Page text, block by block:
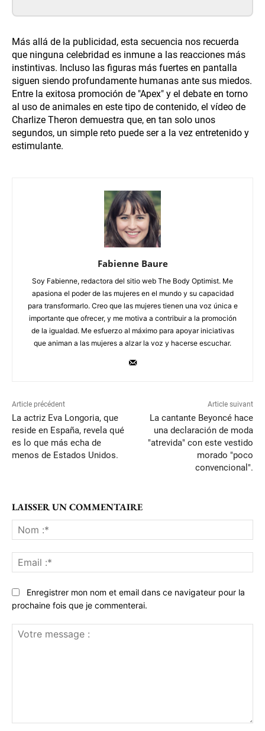
Más allá de la publicidad, esta secuencia nos recuerda
que ninguna celebridad es inmune a las reacciones más
instintivas. Incluso las figuras más fuertes en pantalla
siguen siendo profundamente humanas ante sus miedos.
Entre la exitosa promoción de "Apex" y el debate en torno
al uso de animales en este tipo de contenido, el vídeo de
Charlize Theron demuestra que, en tan solo unos
segundos, un simple reto puede ser a la vez entretenido y
estimulante.
Fabienne Baure
Soy Fabienne, redactora del sitio web The Body Optimist. Me
apasiona el poder de las mujeres en el mundo y su capacidad
para transformarlo. Creo que las mujeres tienen una voz única e
importante que ofrecer, y me motiva a contribuir a la promoción
de la igualdad. Me esfuerzo al máximo para apoyar iniciativas
que animan a las mujeres a alzar la voz y hacerse escuchar.
Article précédent
La actriz Eva Longoria, que
reside en España, revela qué
es lo que más echa de
menos de Estados Unidos.
Article suivant
La cantante Beyoncé hace
una declaración de moda
"atrevida" con este vestido
morado "poco
convencional".
LAISSER UN COMMENTAIRE
:*
:*
Enregistrer mon nom et email dans ce navigateur pour la
prochaine fois que je commenterai.